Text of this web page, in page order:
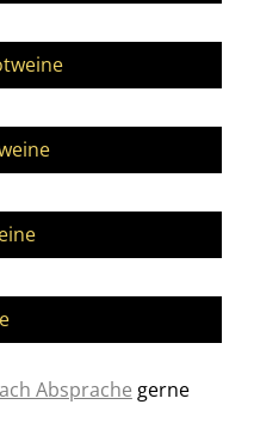
Absprache gerne